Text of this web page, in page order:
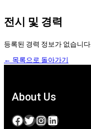
전시 및 경력
등록된 경력 정보가 없습니다.
← 목록으로 돌아가기
About Us
Facebook Twitter InstagramLinkedIn